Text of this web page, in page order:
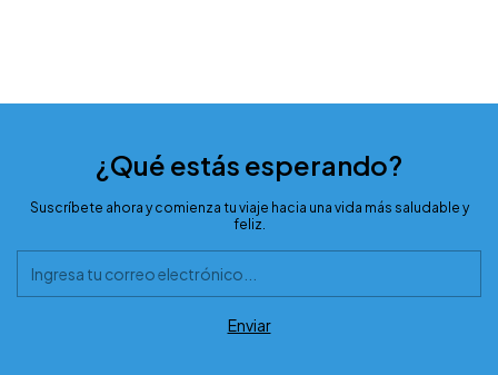
¿Qué estás esperando?
Suscríbete ahora y comienza tu viaje hacia una vida más saludable y
feliz.